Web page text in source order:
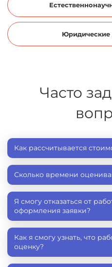
Организация
Предпринимательство
Статистика
Страховое дело
Товароведенье и
Управление и экономика
Финансовый менеджмент
Ценообразование
Часто
Как рассчитывается
Сколько времени
Я смогу отказаться от
оформления заявки?
Как я смогу узнать, что
оценку?